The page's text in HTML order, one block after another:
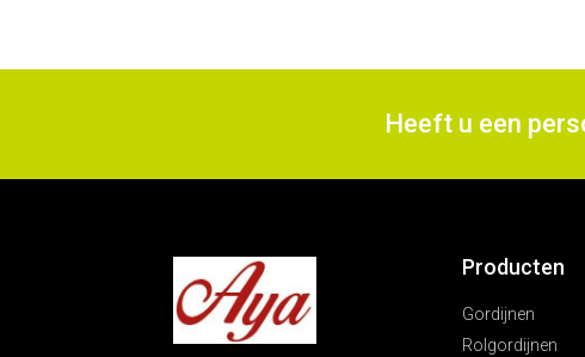
Heeft u een
Producten
Gordijnen
Rolgordijnen